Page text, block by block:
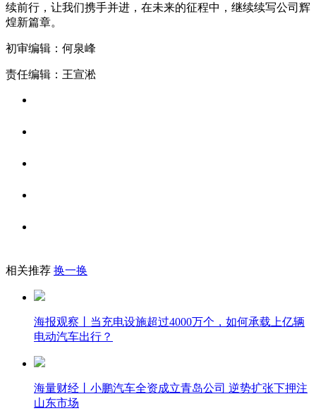
续前行，让我们携手并进，在未来的征程中，继续续写公司辉
煌新篇章。
初审编辑：何泉峰
责任编辑：王宣淞
相关推荐 换一换
海报观察丨当充电设施超过4000万个，如何承载上亿辆
电动汽车出行？
海量财经丨小鹏汽车全资成立青岛公司 逆势扩张下押注
山东市场